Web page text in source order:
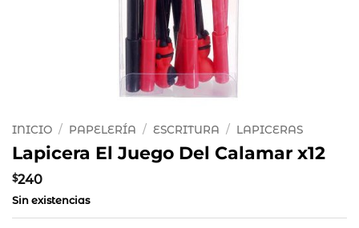
INICIO / PAPELERÍA / ESCRITURA / LAPICERAS
Lapicera El Juego Del Calamar x12
$240
Sin existencias